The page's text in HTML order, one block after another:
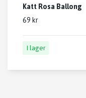
Katt Rosa Ballong
69 kr
I lager